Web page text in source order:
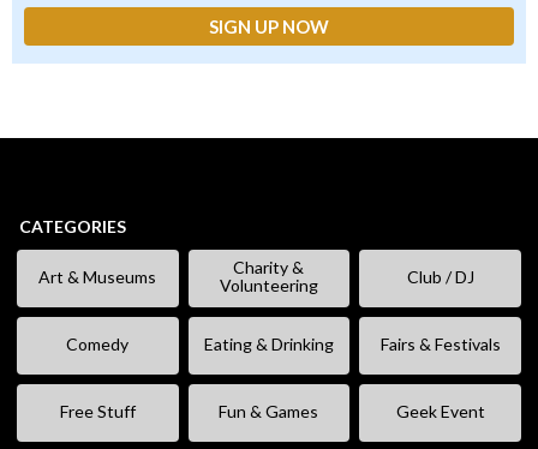
CATEGORIES
Art & Museums
Charity &
Volunteering
Club / DJ
Comedy Eating & Drinking Fairs & Festivals
Free Stuff Fun & Games Geek Event